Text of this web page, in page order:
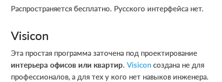
Распространяется бесплатно. Русского интерфейса нет.
Visicon
Эта простая программа заточена под проектирование
интерьера офисов или квартир.Visiconсоздана не для
профессионалов, а для тех у кого нет навыков инженера.